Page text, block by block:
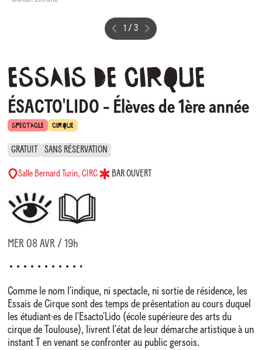
1 /3
Essais de cirque
ÉSACTO'LIDO - Élèves de 1ère année
SPECTACLE CIRQUE
GRATUIT SANS RÉSERVATION
Salle Bernard Turin, CIRC BAR OUVERT
MER 08 AVR / 19h
Comme le nom l’indique, ni spectacle, ni sortie de résidence, les
Essais de Cirque sont des temps de présentation au cours duquel
les étudiant·es de l’Esacto’Lido (école supérieure des arts du
cirque de Toulouse), livrent l’état de leur démarche artistique à un
instant T en venant se confronter au public gersois.